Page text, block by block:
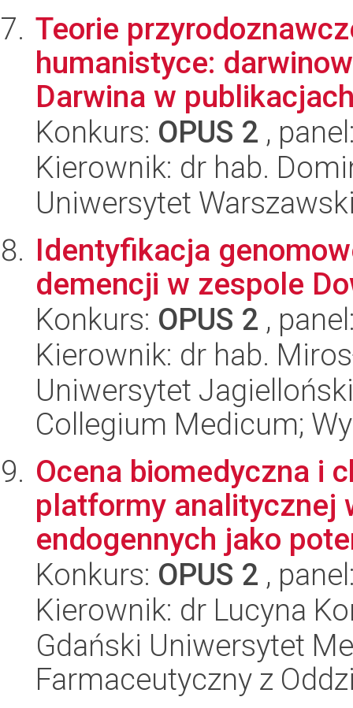
Teorie
humanistyce:
Darwina w
Konkurs: OPUS 2 ,
Kierownik: dr hab.
Uniwersytet
Identyfikacja
demencji w zespole
Konkurs: OPUS 2 ,
Kierownik: dr hab.
Uniwersytet
Collegium Medicum;
Ocena biomedyczna i
platformy analitycznej
endogennych jako
Konkurs: OPUS 2 ,
Kierownik: dr Lucyna
Gdański Uniwersytet
Farmaceutyczny z